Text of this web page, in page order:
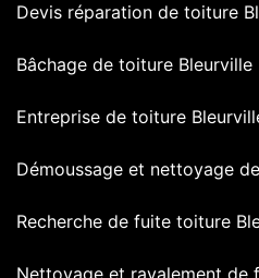
Devis réparation de toiture
Bâchage de toiture Bleurville
Entreprise de toiture
Démoussage et nettoyage
Recherche de fuite toiture